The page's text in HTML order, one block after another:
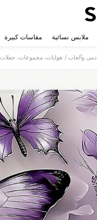
ملابس نسائية مقاسات كبيرة
دمى وألعاب / هوايات، مجموعات، حفلات